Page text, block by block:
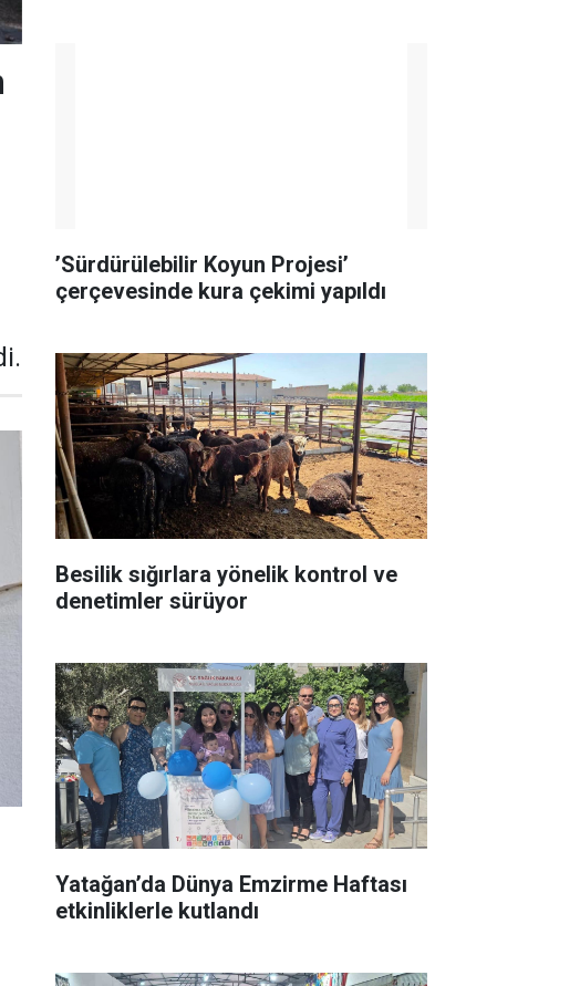
’Sürdürülebilir Koyun Projesi’
çerçevesinde kura çekimi yapıldı
Besilik sığırlara yönelik kontrol ve
denetimler sürüyor
Yatağan’da Dünya Emzirme Haftası
etkinliklerle kutlandı